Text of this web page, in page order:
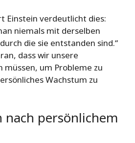
Einstein verdeutlicht dies:
niemals mit derselben
die sie entstanden sind.“
dass wir unsere
müssen, um Probleme zu
Wachstum zu
nach persönlichem